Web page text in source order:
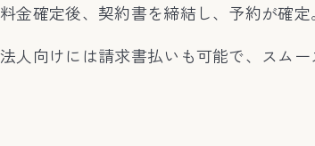
料金確定後、契約書を締結し、予約が確定。
法人向けには請求書払いも可能で、スムー